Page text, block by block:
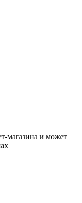
магазина и может